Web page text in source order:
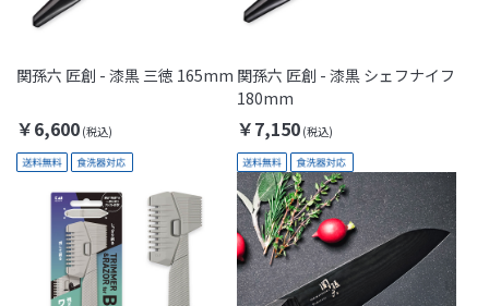
関孫六 匠創 - 漆黒 三徳 165mm
￥6,600
関孫六 匠創 - 漆黒 シェフナイフ
180mm
￥7,150